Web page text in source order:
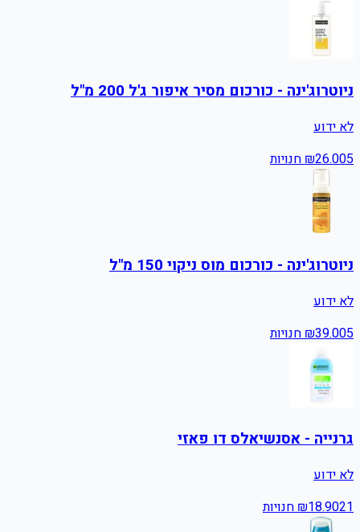
ניוטרוג'ינה - כורכום מסיר איפור ג'ל 200 מ"ל
לא ידוע
₪26.005 חנויות
ניוטרוג'ינה - כורכום מוס ניקוי 150 מ"ל
לא ידוע
₪39.005 חנויות
גרנייה - אסנשיאלס דו פאזי
לא ידוע
₪18.9021 חנויות